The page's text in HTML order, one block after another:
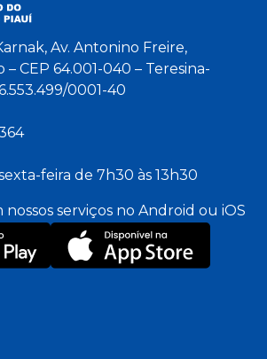
Av. Antonino Freire,
– CEP 64.001-040 – Teresina-
0001-40
feira de 7h30 às 13h30
nossos serviços no Android ou iOS